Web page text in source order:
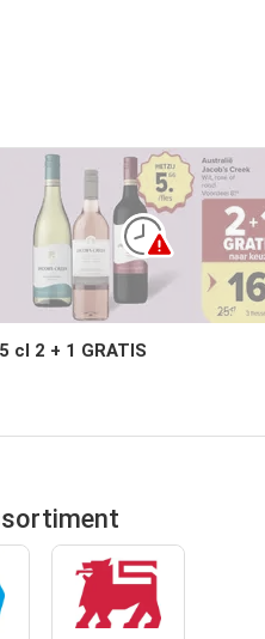
cl 2 + 1 GRATIS